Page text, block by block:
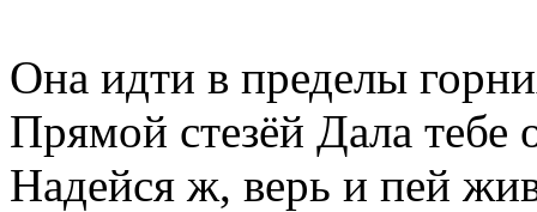
Она идти в пределы
Прямой стезёй Дала тебе
Надейся ж, верь и пей